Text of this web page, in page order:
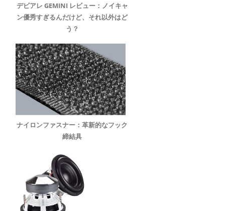
デビアレ GEMINI レビュー：ノイキャ
ン優秀すぎるんだけど、それ以外はど
う？
ナイロンファスナー：革新的なフック
締結具